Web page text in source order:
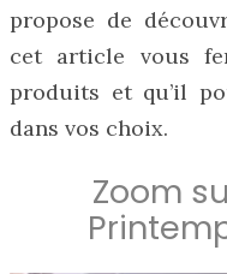
propose de
cet article vous
produits et qu’il
dans vos choix.
Zoom